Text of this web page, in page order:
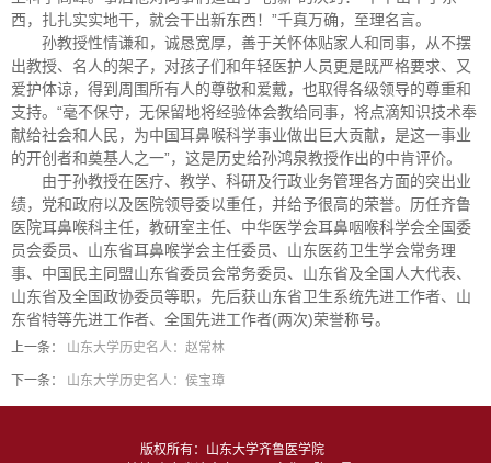
西，扎扎实实地干，就会干出新东西！”千真万确，至理名言。
孙教授性情谦和，诚恳宽厚，善于关怀体贴家人和同事，从不摆
出教授、名人的架子，对孩子们和年轻医护人员更是既严格要求、又
爱护体谅，得到周围所有人的尊敬和爱戴，也取得各级领导的尊重和
支持。“毫不保守，无保留地将经验体会教给同事，将点滴知识技术奉
献给社会和人民，为中国耳鼻喉科学事业做出巨大贡献，是这一事业
的开创者和奠基人之一”，这是历史给孙鸿泉教授作出的中肯评价。
由于孙教授在医疗、教学、科研及行政业务管理各方面的突出业
绩，党和政府以及医院领导委以重任，并给予很高的荣誉。历任齐鲁
医院耳鼻喉科主任，教研室主任、中华医学会耳鼻咽喉科学会全国委
员会委员、山东省耳鼻喉学会主任委员、山东医药卫生学会常务理
事、中国民主同盟山东省委员会常务委员、山东省及全国人大代表、
山东省及全国政协委员等职，先后获山东省卫生系统先进工作者、山
东省特等先进工作者、全国先进工作者(两次)荣誉称号。
上一条： 山东大学历史名人：赵常林
下一条： 山东大学历史名人：侯宝璋
版权所有：山东大学齐鲁医学院